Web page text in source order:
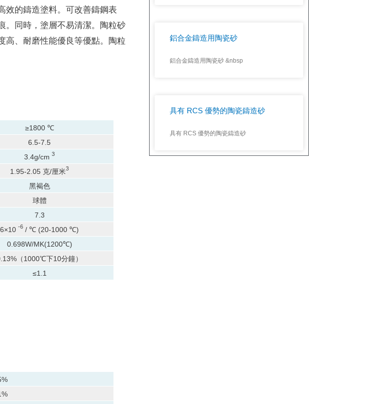
效的鑄造塗料。 可改善鑄鋼表
同時，塗層不易清潔。
陶粒砂
高、耐磨性能優良等優點。陶粒
≥1800 ℃
6.5-7.5
3.4g/cm 3
1.95-2.05 克/厘米3
黑褐色
球體
7.3
6×10 -6 / ℃ (20-1000 ℃)
0.698W/MK(1200℃)
（1000℃下10分鐘）
≤1.1
鋁合金鑄造用陶瓷砂
鋁合金鑄造用陶瓷砂 &nbsp
具有 RCS 優勢的陶瓷鑄造砂
具有 RCS 優勢的陶瓷鑄造砂